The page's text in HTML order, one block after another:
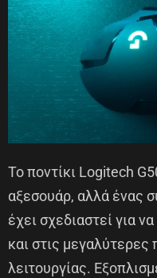
Το ποντίκι Logitech
αξεσουάρ, αλλά ένας
έχει σχεδιαστεί για
και στις μεγαλύτερες
λειτουργίας.